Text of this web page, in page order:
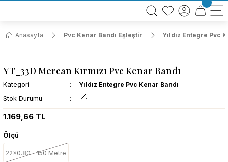
BÜTÜN ALIŞVERİŞLERİNİZDE KARGO BEDAVA!
TÜRKİYE GENELİNDE 10.000 MÜŞTERİ REFERANSI
Anasayfa
Pvc Kenar Bandı Eşleştir Yıldız Entegre Pvc
YT_33D Mercan Kırmızı Pvc Kenar Bandı
Kategori
Yıldız Entegre Pvc Kenar Bandı
Stok Durumu
1.169,66 TL
Ölçü
22x0.80 – 150 Metre